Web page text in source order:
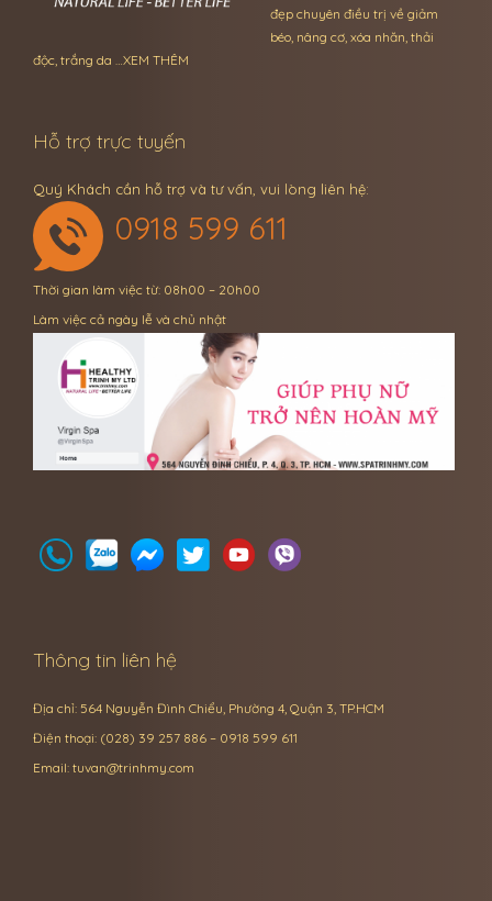
đẹp chuyên điều trị về giảm
béo, nâng cơ, xóa nhăn, thải
độc, trắng da …XEM THÊM
Hỗ trợ trực tuyến
Quý Khách cần hỗ trợ và tư vấn, vui lòng liên hệ:
0918 599 611
Thời gian làm việc từ: 08h00 – 20h00
Làm việc cả ngày lễ và chủ nhật
Thông tin liên hệ
Địa chỉ: 564 Nguyễn Đình Chiểu, Phường 4, Quận 3, TP.HCM
Điện thoại: (028) 39 257 886 – 0918 599 611
Email: tuvan@trinhmy.com